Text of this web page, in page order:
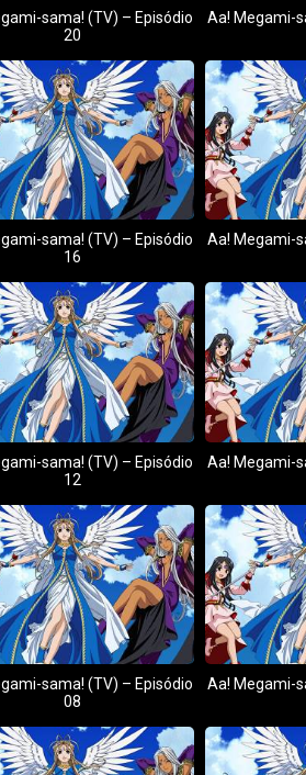
sama! (TV) – Episódio
20
Aa! Megami-
sama! (TV) – Episódio
16
Aa! Megami-
sama! (TV) – Episódio
12
Aa! Megami-
sama! (TV) – Episódio
08
Aa! Megami-